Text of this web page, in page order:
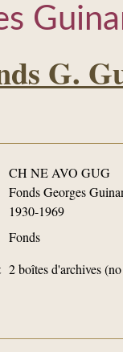
G.
CH NE AVO GUG
Fonds Georges
1930-1969
Fonds
2 boîtes d'archives